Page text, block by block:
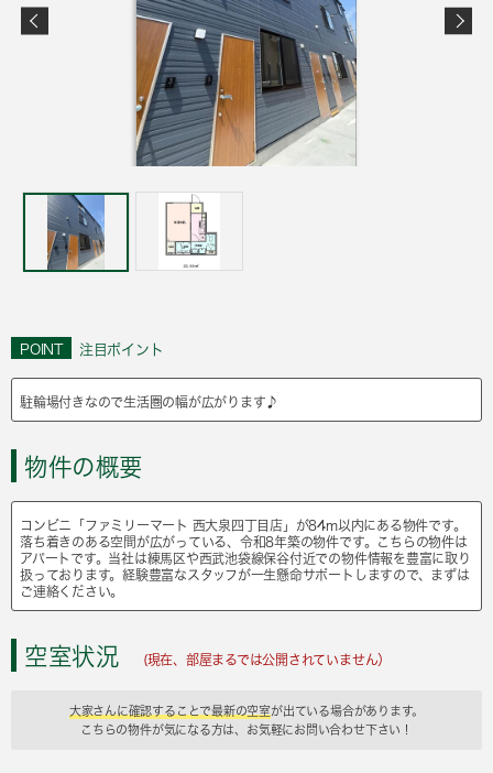
POINT 注目ポイント
駐輪場付きなので生活圏の幅が広がります♪
物件の概要
コンビニ「ファミリーマート 西大泉四丁目店」が84m以内にある物件です。
落ち着きのある空間が広がっている、令和8年築の物件です。こちらの物件は
アパートです。当社は練馬区や西武池袋線保谷付近での物件情報を豊富に取り
扱っております。経験豊富なスタッフが一生懸命サポートしますので、まずは
ご連絡ください。
空室状況 (現在、部屋まるでは公開されていません）
大家さんに確認することで最新の空室が出ている場合があります。
こちらの物件が気になる方は、お気軽にお問い合わせ下さい！